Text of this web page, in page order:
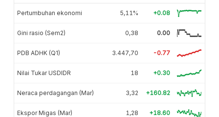
Pertumbuhan ekonomi 5,11% +0.08
Gini rasio (Sem2) 0,38 0.00
PDB ADHK (Q1) 3.447,70 -0.77
Nilai Tukar USDIDR 18 +0.30
Neraca perdagangan (Mar) 3,32 +160.82
Ekspor Migas (Mar) 1,28 +18.60